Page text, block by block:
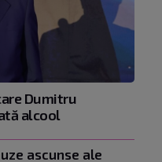
Dumitru
alcool
ascunse ale